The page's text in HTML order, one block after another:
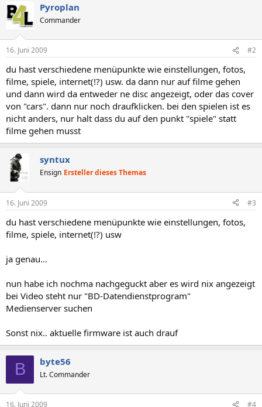
Pyroplan
Commander
16. Juni 2009 #2
du hast verschiedene menüpunkte wie einstellungen, fotos,
filme, spiele, internet(!?) usw. da dann nur auf filme gehen
und dann wird da entweder ne disc angezeigt, oder das cover
von "cars". dann nur noch draufklicken. bei den spielen ist es
nicht anders, nur halt dass du auf den punkt "spiele" statt
filme gehen musst
syntux
Ensign Ersteller dieses Themas
16. Juni 2009 #3
du hast verschiedene menüpunkte wie einstellungen, fotos,
filme, spiele, internet(!?) usw
ja genau...
nun habe ich nochma nachgeguckt aber es wird nix angezeigt
bei Video steht nur "BD-Datendienstprogram"
Medienserver suchen
Sonst nix.. aktuelle firmware ist auch drauf
B byte56
Lt. Commander
16. Juni 2009 #4